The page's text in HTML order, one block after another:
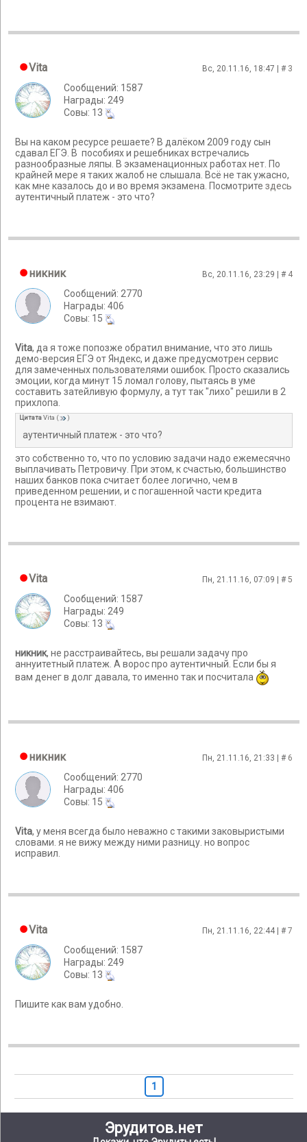
Vita Вс, 20.11.16, 18:47 | # 3
Сообщений: 1587
Награды: 249
Cовы: 13
Вы на каком ресурсе решаете? В далёком 2009 году сын
сдавал ЕГЭ. В пособиях и решебниках встречались
разнообразные ляпы. В экзаменационных работах нет. По
крайней мере я таких жалоб не слышала. Всё не так ужасно,
как мне казалось до и во время экзамена. Посмотрите здесь
аутентичный платеж - это что?
никник Вс, 20.11.16, 23:29 | # 4
Сообщений: 2770
Награды: 406
Cовы: 15
Vita, да я тоже попозже обратил внимание, что это лишь
демо-версия ЕГЭ от Яндекс, и даже предусмотрен сервис
для замеченных пользователями ошибок. Просто сказались
эмоции, когда минут 15 ломал голову, пытаясь в уме
составить затейливую формулу, а тут так "лихо" решили в 2
прихлопа.
ЦитатаVita ( )
аутентичный платеж - это что?
это собственно то, что по условию задачи надо ежемесячно
выплачивать Петровичу. При этом, к счастью, большинство
наших банков пока считает более логично, чем в
приведенном решении, и с погашенной части кредита
процента не взимают.
Vita Пн, 21.11.16, 07:09 | #5
Сообщений: 1587
Награды: 249
Cовы: 13
никник, не расстраивайтесь, вы решали задачу про
аннуитетный платеж. А ворос про аутентичный. Если бы я
вам денег в долг давала, то именно так и посчитала
никник Пн, 21.11.16, 21:33 | # 6
Сообщений: 2770
Награды: 406
Cовы: 15
Vita, у меня всегда было неважно с такими заковыристыми
словами. я не вижу между ними разницу. но вопрос
исправил.
Vita Пн, 21.11.16, 22:44 | #7
Сообщений: 1587
Награды: 249
Cовы: 13
Пишите как вам удобно.
1
Эрудитов.нет